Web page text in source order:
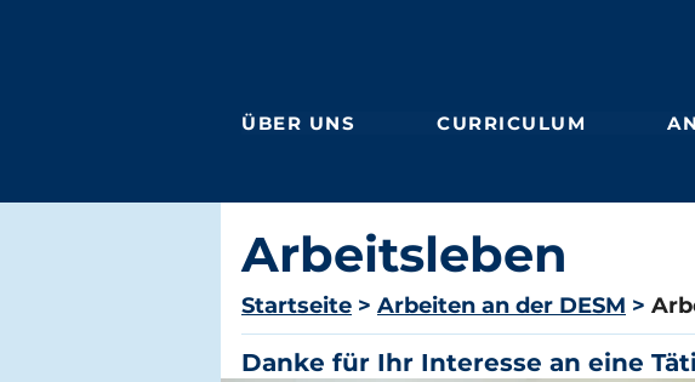
ÜBER UNS CURRICULUM
Arbeitsleben
Startseite > Arbeiten an der DESM >
Danke für Ihr Interesse an eine